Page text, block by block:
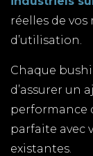
réelles de
d’utilisation.
Chaque
d’assurer un
performance
parfaite avec
existantes.